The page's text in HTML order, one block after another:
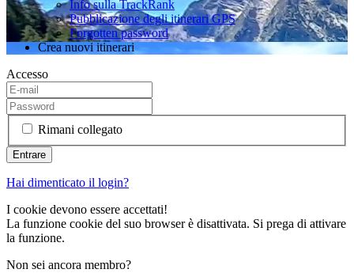
Info sulla TrackRank
Pubblicazione degli itinerari GPS
Forgotten password
Crea nuovi itinerari
Accesso
Rimani collegato
Hai dimenticato il login?
I cookie devono essere accettati!
La funzione cookie del suo browser è disattivata. Si prega di attivare
la funzione.
Non sei ancora membro?